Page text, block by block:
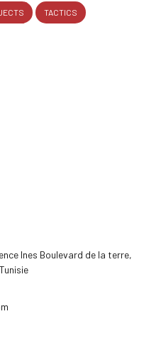
TACTICS
Ines Boulevard de la terre,